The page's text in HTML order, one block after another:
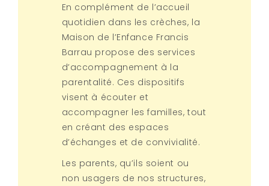
En savoir plus
JARDIN D’ENFANTS LES
ALLUDES
Pôle enfance Jean Doriac,
Saint-Maximin-la-Sainte-
7h30-18h30
En complément de l’accueil
quotidien dans les crèches, la
Maison de l’Enfance Francis
Barrau propose des services
d’accompagnement à la
parentalité. Ces dispositifs
visent à écouter et
accompagner les familles, tout
en créant des espaces
d’échanges et de convivialité.
Les parents, qu’ils soient ou
non usagers de nos structures,